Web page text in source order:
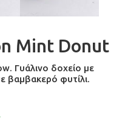
Mint Donut
Γυάλινο δοχείο με
βαμβακερό φυτίλι.